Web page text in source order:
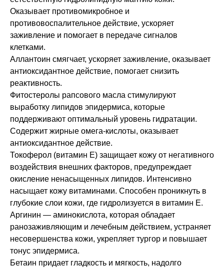
Оказывает противомикробное и
противовоспалительное действие, ускоряет
заживление и помогает в передаче сигналов
клетками.
Аллантоин смягчает, ускоряет заживление, оказывает
антиоксидантное действие, помогает снизить
реактивность.
Фитостеролы рапсового масла стимулируют
выработку липидов эпидермиса, которые
поддерживают оптимальный уровень гидратации.
Содержит жирные омега-кислоты, оказывает
антиоксидантное действие.
Токоферол (витамин E) защищает кожу от негативного
воздействия внешних факторов, предупреждает
окисление ненасыщенных липидов. Интенсивно
насыщает кожу витаминами. Способен проникнуть в
глубокие слои кожи, где гидролизуется в витамин Е.
Аргинин — аминокислота, которая обладает
ранозаживляющим и лечебным действием, устраняет
несовершенства кожи, укрепляет тургор и повышает
тонус эпидермиса.
Бетаин придает гладкость и мягкость, надолго